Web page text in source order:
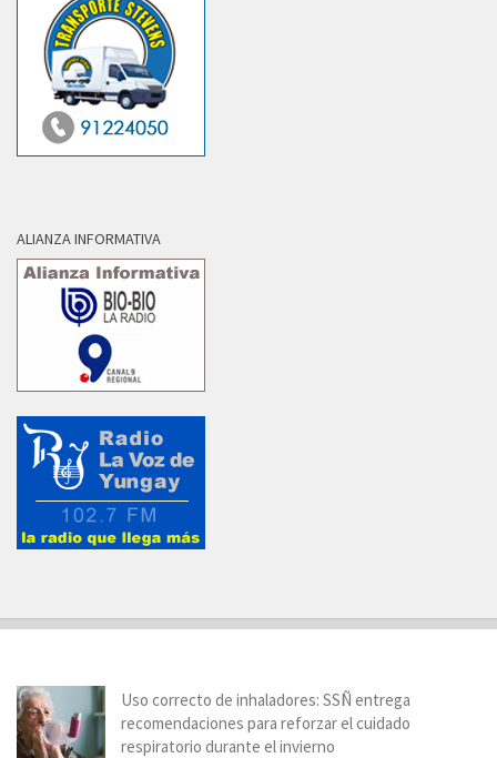
ALIANZA INFORMATIVA
Uso correcto de inhaladores: SSÑ entrega
recomendaciones para reforzar el cuidado
respiratorio durante el invierno